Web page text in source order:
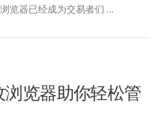
览器已经成为交易者们 …
览器助你轻松管